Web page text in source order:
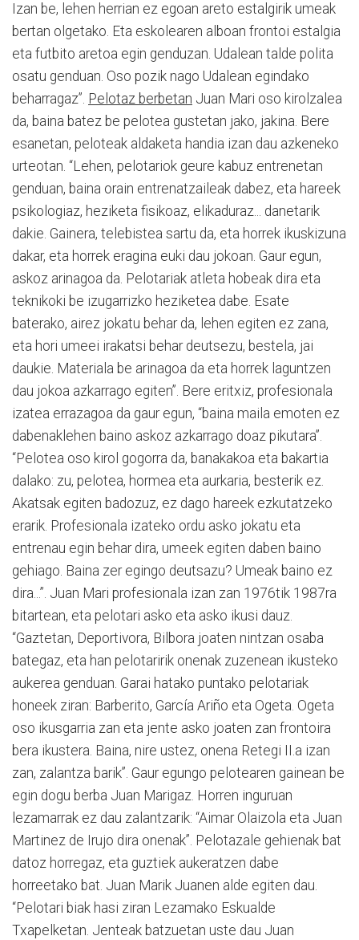
Izan be, lehen herrian ez egoan areto estalgirik umeak
bertan olgetako. Eta eskolearen alboan frontoi estalgia
eta futbito aretoa egin genduzan. Udalean talde polita
osatu genduan. Oso pozik nago Udalean egindako
beharragaz”. Pelotaz berbetan Juan Mari oso kirolzalea
da, baina batez be pelotea gustetan jako, jakina. Bere
esanetan, peloteak aldaketa handia izan dau azkeneko
urteotan. “Lehen, pelotariok geure kabuz entrenetan
genduan, baina orain entrenatzaileak dabez, eta hareek
psikologiaz, heziketa fisikoaz, elikaduraz... danetarik
dakie. Gainera, telebistea sartu da, eta horrek ikuskizuna
dakar, eta horrek eragina euki dau jokoan. Gaur egun,
askoz arinagoa da. Pelotariak atleta hobeak dira eta
teknikoki be izugarrizko heziketea dabe. Esate
baterako, airez jokatu behar da, lehen egiten ez zana,
eta hori umeei irakatsi behar deutsezu, bestela, jai
daukie. Materiala be arinagoa da eta horrek laguntzen
dau jokoa azkarrago egiten”. Bere eritxiz, profesionala
izatea errazagoa da gaur egun, “baina maila emoten ez
dabenaklehen baino askoz azkarrago doaz pikutara”.
“Pelotea oso kirol gogorra da, banakakoa eta bakartia
dalako: zu, pelotea, hormea eta aurkaria, besterik ez.
Akatsak egiten badozuz, ez dago hareek ezkutatzeko
erarik. Profesionala izateko ordu asko jokatu eta
entrenau egin behar dira, umeek egiten daben baino
gehiago. Baina zer egingo deutsazu? Umeak baino ez
dira...”. Juan Mari profesionala izan zan 1976tik 1987ra
bitartean, eta pelotari asko eta asko ikusi dauz.
“Gaztetan, Deportivora, Bilbora joaten nintzan osaba
bategaz, eta han pelotaririk onenak zuzenean ikusteko
aukerea genduan. Garai hatako puntako pelotariak
honeek ziran: Barberito, García Ariño eta Ogeta. Ogeta
oso ikusgarria zan eta jente asko joaten zan frontoira
bera ikustera. Baina, nire ustez, onena Retegi II.a izan
zan, zalantza barik”. Gaur egungo pelotearen gainean be
egin dogu berba Juan Marigaz. Horren inguruan
lezamarrak ez dau zalantzarik: “Aimar Olaizola eta Juan
Martinez de Irujo dira onenak”. Pelotazale gehienak bat
datoz horregaz, eta guztiek aukeratzen dabe
horreetako bat. Juan Marik Juanen alde egiten dau.
“Pelotari biak hasi ziran Lezamako Eskualde
Txapelketan. Jenteak batzuetan uste dau Juan